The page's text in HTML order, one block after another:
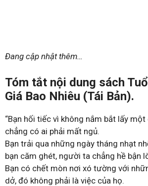
Đang cập nhật thêm…
Tóm tắt nội dung sách
Giá Bao Nhiêu (Tái Bản).
“Bạn hối tiếc vì không nắm bắt lấy
chẳng có ai phải mất ngủ.
Bạn trải qua những ngày tháng nhạt
bạn căm ghét, người ta chẳng hề bận
Bạn có chết mòn nơi xó tường với
dở, đó không phải là việc của họ.